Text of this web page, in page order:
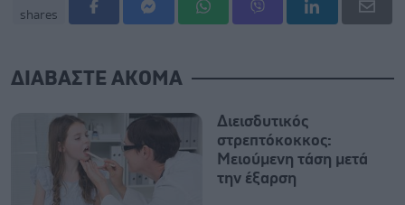
shares
ΔΙΑΒΑΣΤΕ ΑΚΟΜΑ
Διεισδυτικός
στρεπτόκοκκος:
Μειούμενη τάση μετά
την έξαρση